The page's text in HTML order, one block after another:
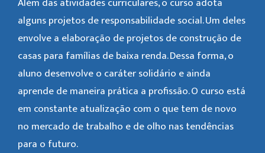
alguns projetos de responsabilidade social. Um deles
envolve a elaboração de projetos de construção de
casas para famílias de baixa renda. Dessa forma, o
aluno desenvolve o caráter solidário e ainda
aprende de maneira prática a profissão. O curso está
em constante atualização com o que tem de novo
no mercado de trabalho e de olho nas tendências
para o futuro.